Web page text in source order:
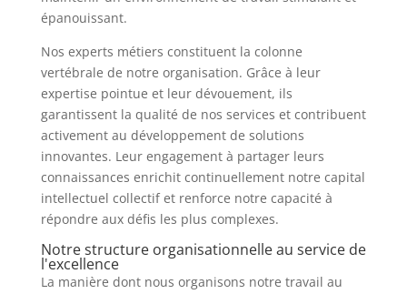
épanouissant.
Nos experts métiers constituent la colonne
vertébrale de notre organisation. Grâce à leur
expertise pointue et leur dévouement, ils
garantissent la qualité de nos services et contribuent
activement au développement de solutions
innovantes. Leur engagement à partager leurs
connaissances enrichit continuellement notre capital
intellectuel collectif et renforce notre capacité à
répondre aux défis les plus complexes.
Notre structure organisationnelle au service de
l'excellence
La manière dont nous organisons notre travail au